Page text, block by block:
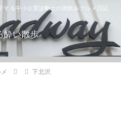
する中小企業診断士の酒飲みグルメ日記
酔い散歩
下北沢